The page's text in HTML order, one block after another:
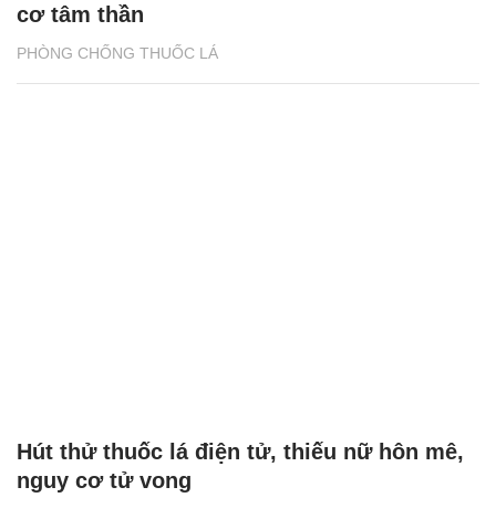
PHÒNG CHỐNG THUỐC LÁ
cơ tâm thần
Hút thử thuốc lá điện tử, thiếu nữ hôn mê,
nguy cơ tử vong